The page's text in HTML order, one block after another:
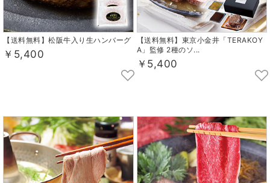
【送料無料】松阪牛入り生ハンバーグ
￥5,400
【送料無料】東京小金井「TERAKOY
A」監修 2種のソ...
￥5,400